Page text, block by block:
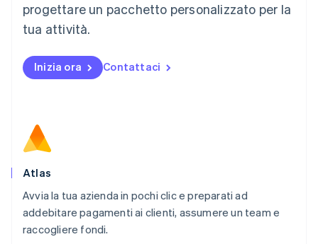
progettare un pacchetto personalizzato per la
tua attività.
Inizia ora Contattaci
Atlas
Avvia la tua azienda in pochi clic e preparati ad
addebitare pagamenti ai clienti, assumere un team e
raccogliere fondi.
Messico
EspañolEnglish
English
Nuova Zelanda
English
Portogallo
Português
English简体中文
Regno Unito
English